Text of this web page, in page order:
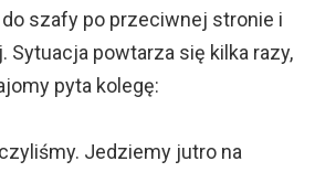
szafy po przeciwnej stronie i
Sytuacja powtarza się kilka razy,
pyta kolegę:
Jedziemy jutro na